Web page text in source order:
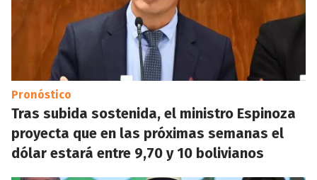
Pronóstico
Tras subida sostenida, el ministro Espinoza
proyecta que en las próximas semanas el
dólar estará entre 9,70 y 10 bolivianos